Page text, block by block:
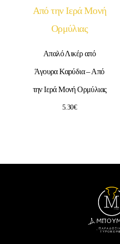
Απαλό Λικέρ από
Άγουρα Καρύδια – Από
την Ιερά Μονή Ορμύλιας
5.30€